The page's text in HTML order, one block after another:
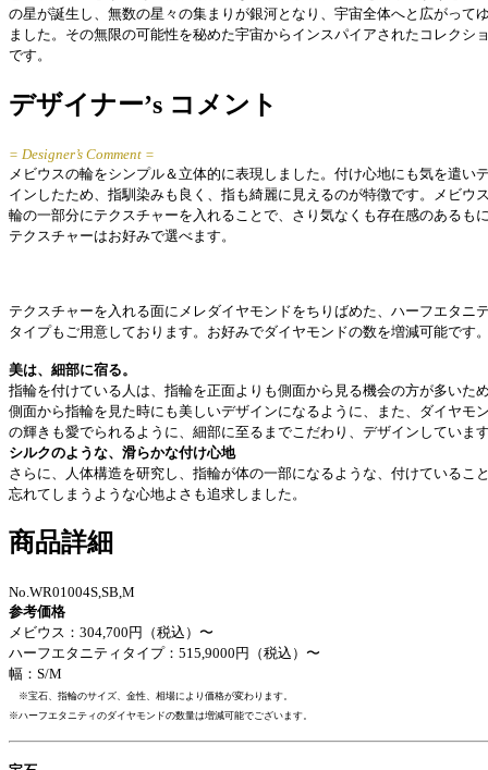
の星が誕生し、無数の星々の集まりが銀河となり、宇宙全体へと広がって
ました。その無限の可能性を秘めた宇宙からインスパイアされたコレクシ
です。
デザイナー’s コメント
= Designer’s Comment =
メビウスの輪をシンプル＆立体的に表現しました。付け心地にも気を遣い
インしたため、指馴染みも良く、指も綺麗に見えるのが特徴です。メビウ
輪の一部分にテクスチャーを入れることで、さり気なくも存在感のあるも
テクスチャーはお好みで選べます。
テクスチャーを入れる面にメレダイヤモンドをちりばめた、ハーフエタニ
タイプもご用意しております。お好みでダイヤモンドの数を増減可能です
美は、細部に宿る。
指輪を付けている人は、指輪を正面よりも側面から見る機会の方が多いた
側面から指輪を見た時にも美しいデザインになるように、また、ダイヤモ
の輝きも愛でられるように、細部に至るまでこだわり、デザインしていま
シルクのような、滑らかな付け心地
さらに、人体構造を研究し、指輪が体の一部になるような、付けているこ
忘れてしまうような心地よさも追求しました。
商品詳細
No.WR01004S,SB,M
参考価格
メビウス：304,700円（税込）〜
ハーフエタニティタイプ：515,9000円（税込）〜
幅：S/M
※宝石、指輪のサイズ、金性、相場により価格が変わります。
※ハーフエタニティのダイヤモンドの数量は増減可能でございます。